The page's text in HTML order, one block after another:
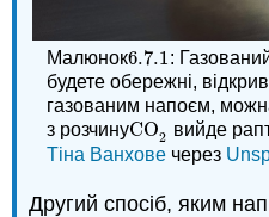
Малюнок6.7.1
6.7.1:
будете обережні,
газованим напоєм,
з розчинуCO2
CO2 вийде
Тіна Ванхове через
Другий спосіб, яким